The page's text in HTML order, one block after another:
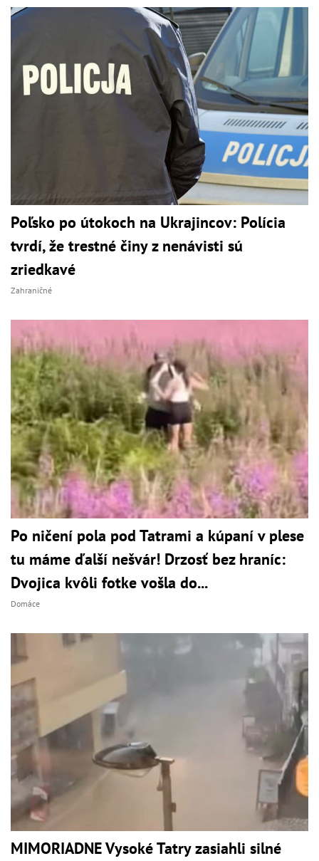
Poľsko po útokoch na Ukrajincov: Polícia
tvrdí, že trestné činy z nenávisti sú
zriedkavé
Zahraničné
Po ničení pola pod Tatrami a kúpaní v plese
tu máme ďalší nešvár! Drzosť bez hraníc:
Dvojica kvôli fotke vošla do...
Domáce
MIMORIADNE Vysoké Tatry zasiahli silné